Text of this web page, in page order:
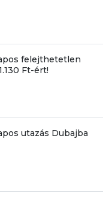
felejthetetlen
Ft-ért!
utazás Dubajba